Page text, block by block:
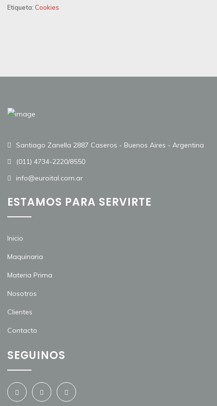
Etiqueta: Cookies
Santiago Zanella 2887 Caseros - Buenos Aires - Argentina
(011) 4734-2220/8550
info@euroital.com.ar
ESTAMOS PARA SERVIRTE
Inicio
Maquinaria
Materia Prima
Nosotros
Clientes
Contacto
SEGUINOS